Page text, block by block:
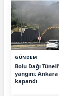
GÜNDEM
Bolu Dağı
yangını:
kapandı